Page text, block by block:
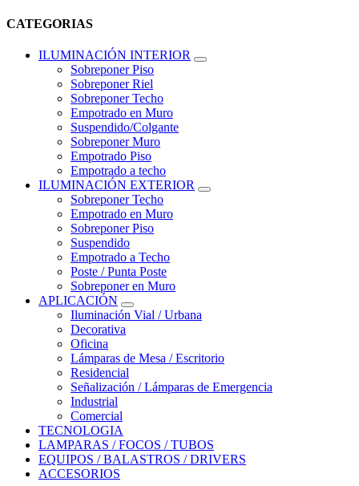
CATEGORIAS
ILUMINACIÓN INTERIOR
Sobreponer Piso
Sobreponer Riel
Sobreponer Techo
Empotrado en Muro
Suspendido/Colgante
Sobreponer Muro
Empotrado Piso
Empotrado a techo
ILUMINACIÓN EXTERIOR
Sobreponer Techo
Empotrado en Muro
Sobreponer Piso
Suspendido
Empotrado a Techo
Poste / Punta Poste
Sobreponer en Muro
APLICACIÓN
Iluminación Vial / Urbana
Decorativa
Oficina
Lámparas de Mesa / Escritorio
Residencial
Señalización / Lámparas de Emergencia
Industrial
Comercial
TECNOLOGIA
LAMPARAS / FOCOS / TUBOS
EQUIPOS / BALASTROS / DRIVERS
ACCESORIOS